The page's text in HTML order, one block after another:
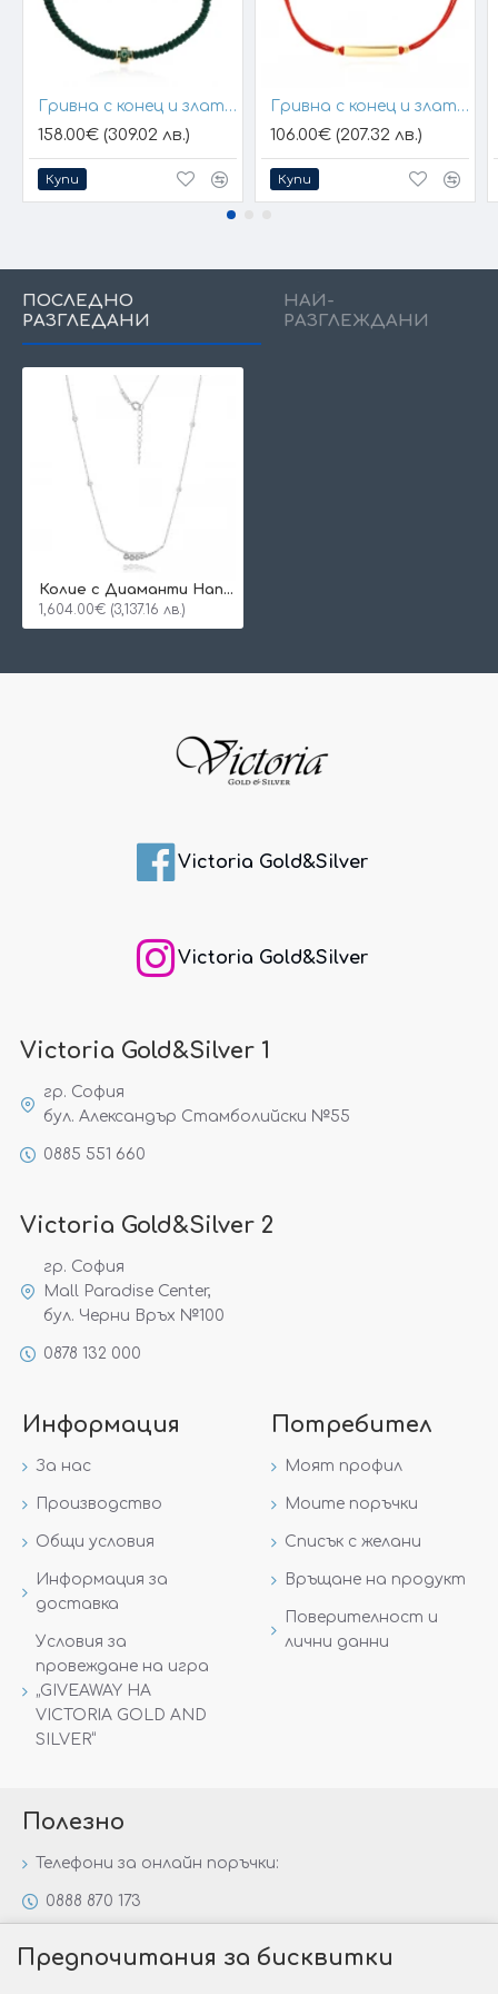
Гривна с конец и златен елемент кръст
158.00€ (309.02 лв.)
Купи
Гривна с конец и златна плочка за гравиране
106.00€ (207.32 лв.)
Купи
ПОСЛЕДНО
РАЗГЛЕДАНИ
НАЙ-
РАЗГЛЕЖДАНИ
Колие с Диаманти Hanna
1,604.00€ (3,137.16 лв.)
Victoria Gold&Silver
Victoria Gold&Silver
Victoria Gold&Silver 1
гр. София
бул. Александър Стамболийски №55
0885 551 660
Victoria Gold&Silver 2
гр. София
Mall Paradise Center,
бул. Черни Връх №100
0878 132 000
Информация
За нас
Производство
Общи условия
Информация за
доставка
Условия за
провеждане на игра
„GIVEAWAY НА
VICTORIA GOLD AND
SILVER“
Потребител
Моят профил
Моите поръчки
Списък с желани
Връщане на продукт
Поверителност и
лични данни
Полезно
Телефони за онлайн поръчки:
0888 870 173
Предпочитания за бисквитки